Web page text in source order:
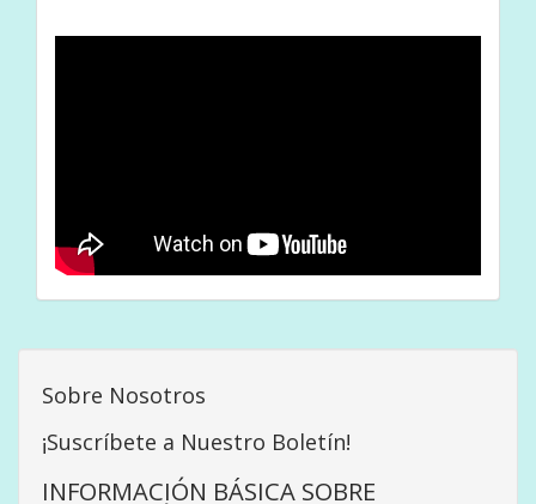
Sobre Nosotros
¡Suscríbete a Nuestro Boletín!
INFORMACIÓN BÁSICA SOBRE